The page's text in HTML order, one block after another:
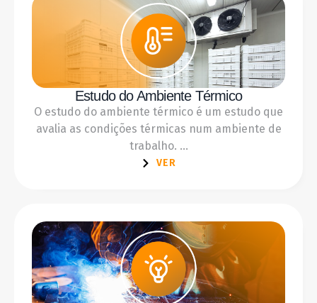
Estudo do Ambiente Térmico
O estudo do ambiente térmico é um estudo que
avalia as condições térmicas num ambiente de
trabalho. ...
VER